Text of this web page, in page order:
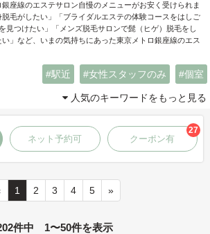
座線のエステサロン自慢のメニューがお安く受けられま
毛がしたい」「ブライダルエステの体験コースをはしご
見つけたい」「メンズ脱毛サロンで髭（ヒゲ）脱毛をし
」など、いまの気持ちにあった東京メトロ銀座線のエス
駅近 女性スタッフのみ 個室
人気のキーワードをもっと見る
ネット予約可 クーポン有
27
1 2 3 4 5 »
件中 1〜50件を表示